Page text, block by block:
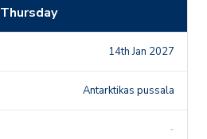
Thursday
14th Jan 2027
Antarktikas pussala
-